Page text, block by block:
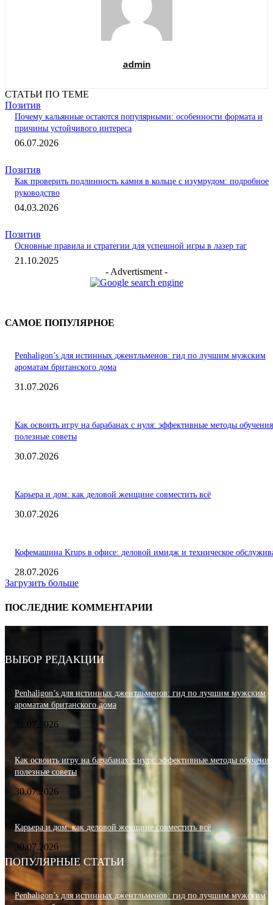
admin
СТАТЬИ ПО ТЕМЕ
Позитив
Почему кальянные остаются популярными: особенности формата и
причины устойчивого интереса
06.07.2026
Позитив
Как проверить подлинность камня в кольце с изумрудом: подробное
руководство
04.03.2026
Позитив
Основные правила и стратегии для успешной игры в лазер таг
21.10.2025
- Advertisment -
САМОЕ ПОПУЛЯРНОЕ
Penhaligon’s для истинных джентльменов: гид по лучшим мужским
ароматам британского дома
31.07.2026
Как освоить игру на барабанах с нуля: эффективные методы
полезные советы
30.07.2026
Карьера и дом: как деловой женщине совместить всё
30.07.2026
Кофемашина Krups в офисе: деловой имидж и техническое
28.07.2026
Загрузить больше
ПОСЛЕДНИЕ КОММЕНТАРИИ
ВЫБОР РЕДАКЦИИ
Penhaligon’s для истинных джентльменов: гид по лучшим мужским
ароматам британского дома
31.07.2026
Как освоить игру на барабанах с нуля: эффективные методы
полезные советы
30.07.2026
Карьера и дом: как деловой женщине совместить всё
30.07.2026
ПОПУЛЯРНЫЕ СТАТЬИ
Penhaligon’s для истинных джентльменов: гид по лучшим мужским